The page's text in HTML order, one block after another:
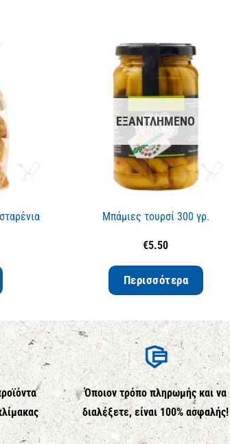
ΕΞΑΝΤΛΗΜΈΝΟ
Μπάμιες τουρσί 300 γρ.
€5.50
Περισσότερα
Όποιον τρόπο πληρωμής και να
διαλέξετε, είναι 100% ασφαλής!